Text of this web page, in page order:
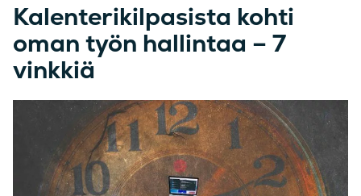
Kalenterikilpasista kohti
oman työn hallintaa – 7
vinkkiä